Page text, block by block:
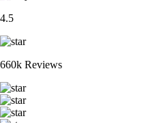
4.5
660k Reviews